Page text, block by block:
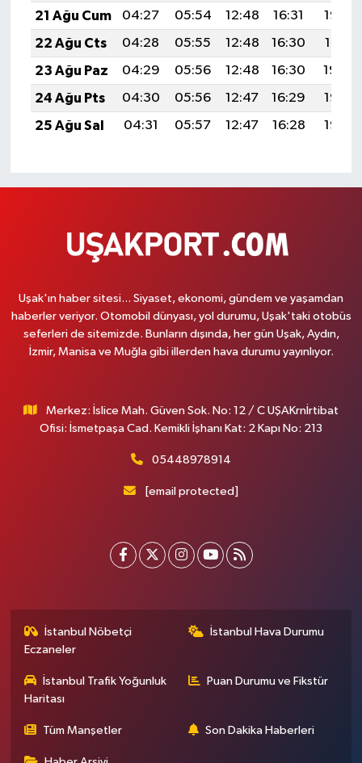
21 Ağu Cum
04:27 05:54 12:48 16:31
19:32
22 Ağu Cts
04:28 05:55 12:48 16:30
19:31
23 Ağu Paz
04:29 05:56 12:48 16:30
19:30
24 Ağu Pts
04:30 05:56 12:47 16:29
19:28
25 Ağu Sal
04:31 05:57 12:47 16:28 19:27
Uşak'ın haber sitesi... Siyaset, ekonomi, gündem ve yaşamdan
haberler veriyor. Otomobil dünyası, yol durumu, Uşak'taki otobüs
seferleri de sitemizde. Bunların dışında, her gün Uşak, Aydın,
İzmir, Manisa ve Muğla gibi illerden hava durumu yayınlıyor.
Merkez: İslice Mah. Güven Sok. No: 12 / C UŞAKrnİrtibat
Ofisi: İsmetpaşa Cad. Kemikli İşhanı Kat: 2 Kapı No: 213
05448978914
[email protected]
İstanbul Nöbetçi
Eczaneler
İstanbul Hava Durumu
İstanbul Trafik Yoğunluk
Haritası
Puan Durumu ve Fikstür
Tüm Manşetler Son Dakika Haberleri